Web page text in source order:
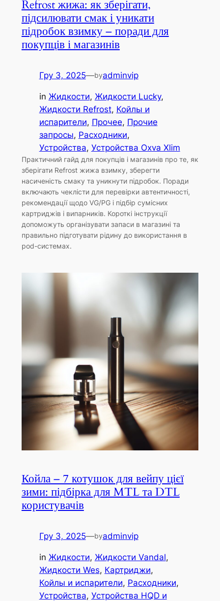
Refrost жижа: як зберігати,
підсилювати смак і уникати
підробок взимку – поради для
покупців і магазинів
Гру 3, 2025—byadminvip
in Жидкости, Жидкости Lucky
Жидкости Refrost, Койлы и
испарители, Прочее, Прочие
запросы, Расходники
Устройства, Устройства Oxva Xlim
Практичний гайд для покупців і магазинів про те, як
зберігати Refrost жижа взимку, зберегти
насиченість смаку та уникнути підробок. Поради
включають чеклісти для перевірки автентичності,
рекомендації щодо VG/PG і підбір сумісних
картриджів і випарників. Короткі інструкції
допоможуть організувати запаси в магазині та
правильно підготувати рідину до використання в
pod-системах.
Койла – 7 котушок для вейпу цієї
зими: підбірка для MTL та DTL
користувачів
Гру 3, 2025—byadminvip
in Жидкости, Жидкости Vandal
Жидкости Wes, Картриджи
Койлы и испарители, Расходники
Устройства, Устройства HQD и